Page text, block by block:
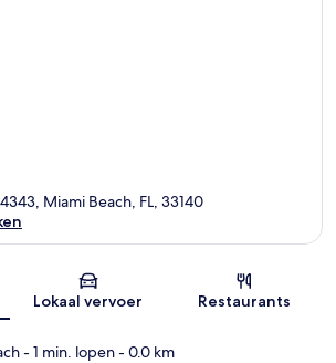
Kaart
Miami Beach, FL, 33140
Lokaal vervoer Restaurants
- 1 min. lopen- 0.0 km